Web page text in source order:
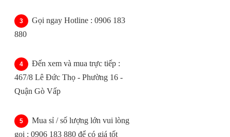
Gọi ngay Hotline : 0906 183
880
Đến xem và mua trực tiếp :
467/8 Lê Đức Thọ - Phường 16 -
Quận Gò Vấp
Mua sỉ / số lượng lớn vui lòng
gọi : 0906 183 880 để có giá tốt